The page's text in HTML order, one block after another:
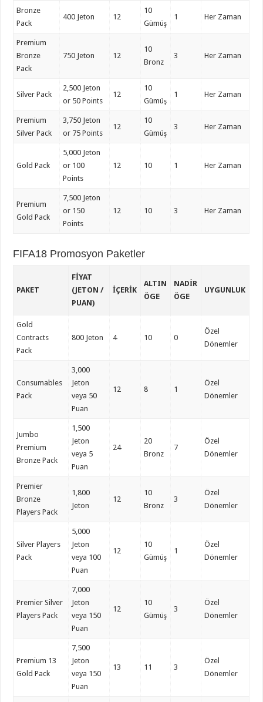
Bronze
Pack
400 Jeton 12
10
Gümüş
1 Her Zaman
Premium
Bronze
Pack
750 Jeton 12
10
Bronz
3 Her Zaman
Silver Pack
2,500 Jeton
or 50 Points
12
10
Gümüş
1 Her Zaman
Premium
Silver Pack
3,750 Jeton
or 75 Points
12
10
Gümüş
3 Her Zaman
Gold Pack
5,000 Jeton
or 100
Points
12 10 1 Her Zaman
Premium
Gold Pack
7,500 Jeton
or 150
Points
12 10 3 Her Zaman
FIFA18 Promosyon Paketler
PAKET
FIYAT
(JETON /
PUAN)
İÇERIK
ALTIN
ÖGE
NADIR
ÖGE
UYGUNLUK
Gold
Contracts
Pack
800 Jeton 4 10 0
Özel
Dönemler
Consumables
Pack
3,000
Jeton
veya 50
Puan
12 8 1
Özel
Dönemler
Jumbo
Premium
Bronze Pack
1,500
Jeton
veya 5
Puan
24
20
Bronz
7
Özel
Dönemler
Premier
Bronze
Players Pack
1,800
Jeton
12
10
Bronz
3
Özel
Dönemler
Silver Players
Pack
5,000
Jeton
veya 100
Puan
12
10
Gümüş
1
Özel
Dönemler
Premier Silver
Players Pack
7,000
Jeton
veya 150
Puan
12
10
Gümüş
3
Özel
Dönemler
Premium 13
Gold Pack
7,500
Jeton
veya 150
Puan
13 11 3
Özel
Dönemler